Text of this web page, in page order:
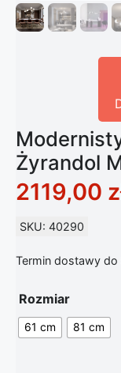
Żyrandol
2119,00
SKU: 40290
Termin dostawy
Rozmiar
61 cm 81 cm